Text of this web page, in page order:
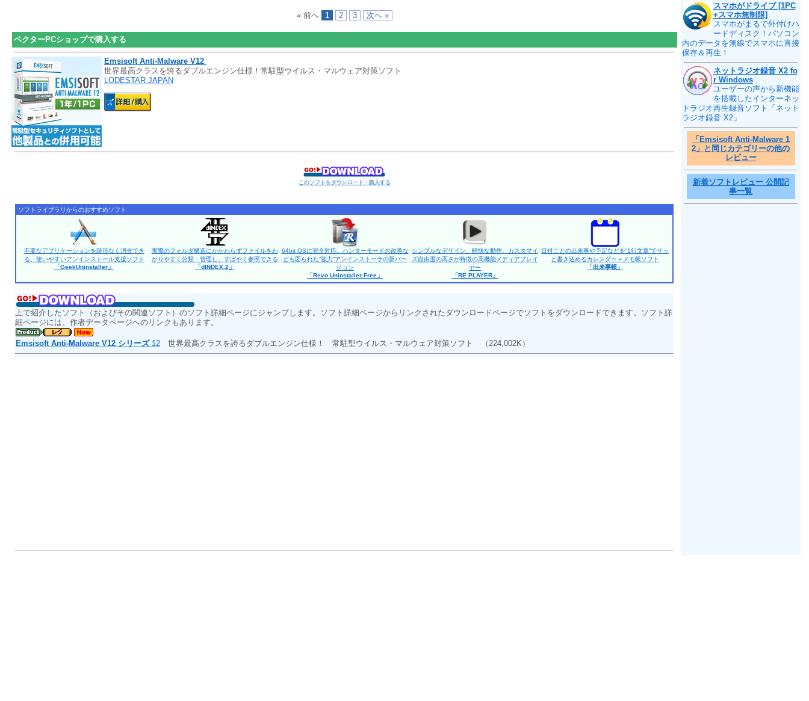
« 前へ 1 2 3 次へ »
ベクターPCショップで購入する
Emsisoft Anti-Malware V12
世界最高クラスを誇るダブルエンジン仕様！常駐型ウイルス・マルウェア対策ソフト
LODESTAR JAPAN
このソフトをダウンロード・購入する
ソフトライブラリからのおすすめソフト
不要なアプリケーションを跡形なく消去でき
る、使いやすいアンインストール支援ソフト
「GeekUninstaller」
実際のフォルダ構造にかかわらずファイルをわ
かりやすく分類・管理し、すばやく参照できる
「dINDEX.2」
64bit OSに完全対応。ハンターモードの改善な
ども図られた“強力”アンインストーラの新バー
ジョン
「Revo Uninstaller Free」
シンプルなデザイン、軽快な動作、カスタマイ
ズ自由度の高さが特徴の高機能メディアプレイ
ヤー
「RE PLAYER」
日付ごとの出来事や予定などを“1行文章”でサッ
と書き込めるカレンダー＋メモ帳ソフト
「出来事帳」
上で紹介したソフト（およびその関連ソフト）のソフト詳細ページにジャンプします。ソフト詳細ページからリンクされたダウンロードページでソフトをダウンロードできます。ソフト詳
細ページには、作者データページへのリンクもあります。
Emsisoft Anti-Malware V12 シリーズ12 世界最高クラスを誇るダブルエンジン仕様！ 常駐型ウイルス・マルウェア対策ソフト （224,002K）
スマホがドライブ [1PC
+スマホ無制限]
スマホがまるで外付けハ
ードディスク！パソコン
内のデータを無線でスマホに直接
保存＆再生！
ネットラジオ録音 X2 fo
r Windows
ユーザーの声から新機能
を搭載したインターネッ
トラジオ再生録音ソフト「ネット
ラジオ録音 X2」
「Emsisoft Anti-Malware 1
2」と同じカテゴリーの他の
レビュー
新着ソフトレビュー 公開記
事一覧